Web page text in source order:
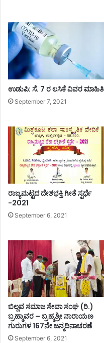
ಲ
ಸಿ
ಕೆ
,
ಟೆ
ಸ್
ಟ್‌
ಹೆ
ಸಿ
ಎಂ
ಮ್
ಮಾ
ಯಿ
ಉಡುಪಿ: ಸೆ. 7 ರ ಲಸಿಕೆ ವಿವರ ಮಾಹಿತಿ
September 7, 2021
ರಾಜ್ಯಮಟ್ಟದ ದೇಶಭಕ್ತಿ ಗೀತೆ ಸ್ಪರ್ಧೆ
-2021
September 6, 2021
ಬಿಲ್ಲವ ಸಮಾಜ ಸೇವಾ ಸಂಘ (ರಿ.)
ಬ್ರಹ್ಮಾವರ – ಬ್ರಹ್ಮಶ್ರೀ ನಾರಾಯಣ
ಗುರುಗಳ 167ನೇ ಜನ್ಮದಿನಾಚರಣೆ
September 6, 2021